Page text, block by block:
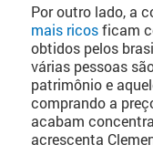
Por outro lado, a
mais ricosficam
obtidos pelos
várias pessoas
patrimônio e
comprando a
acabam
acrescenta